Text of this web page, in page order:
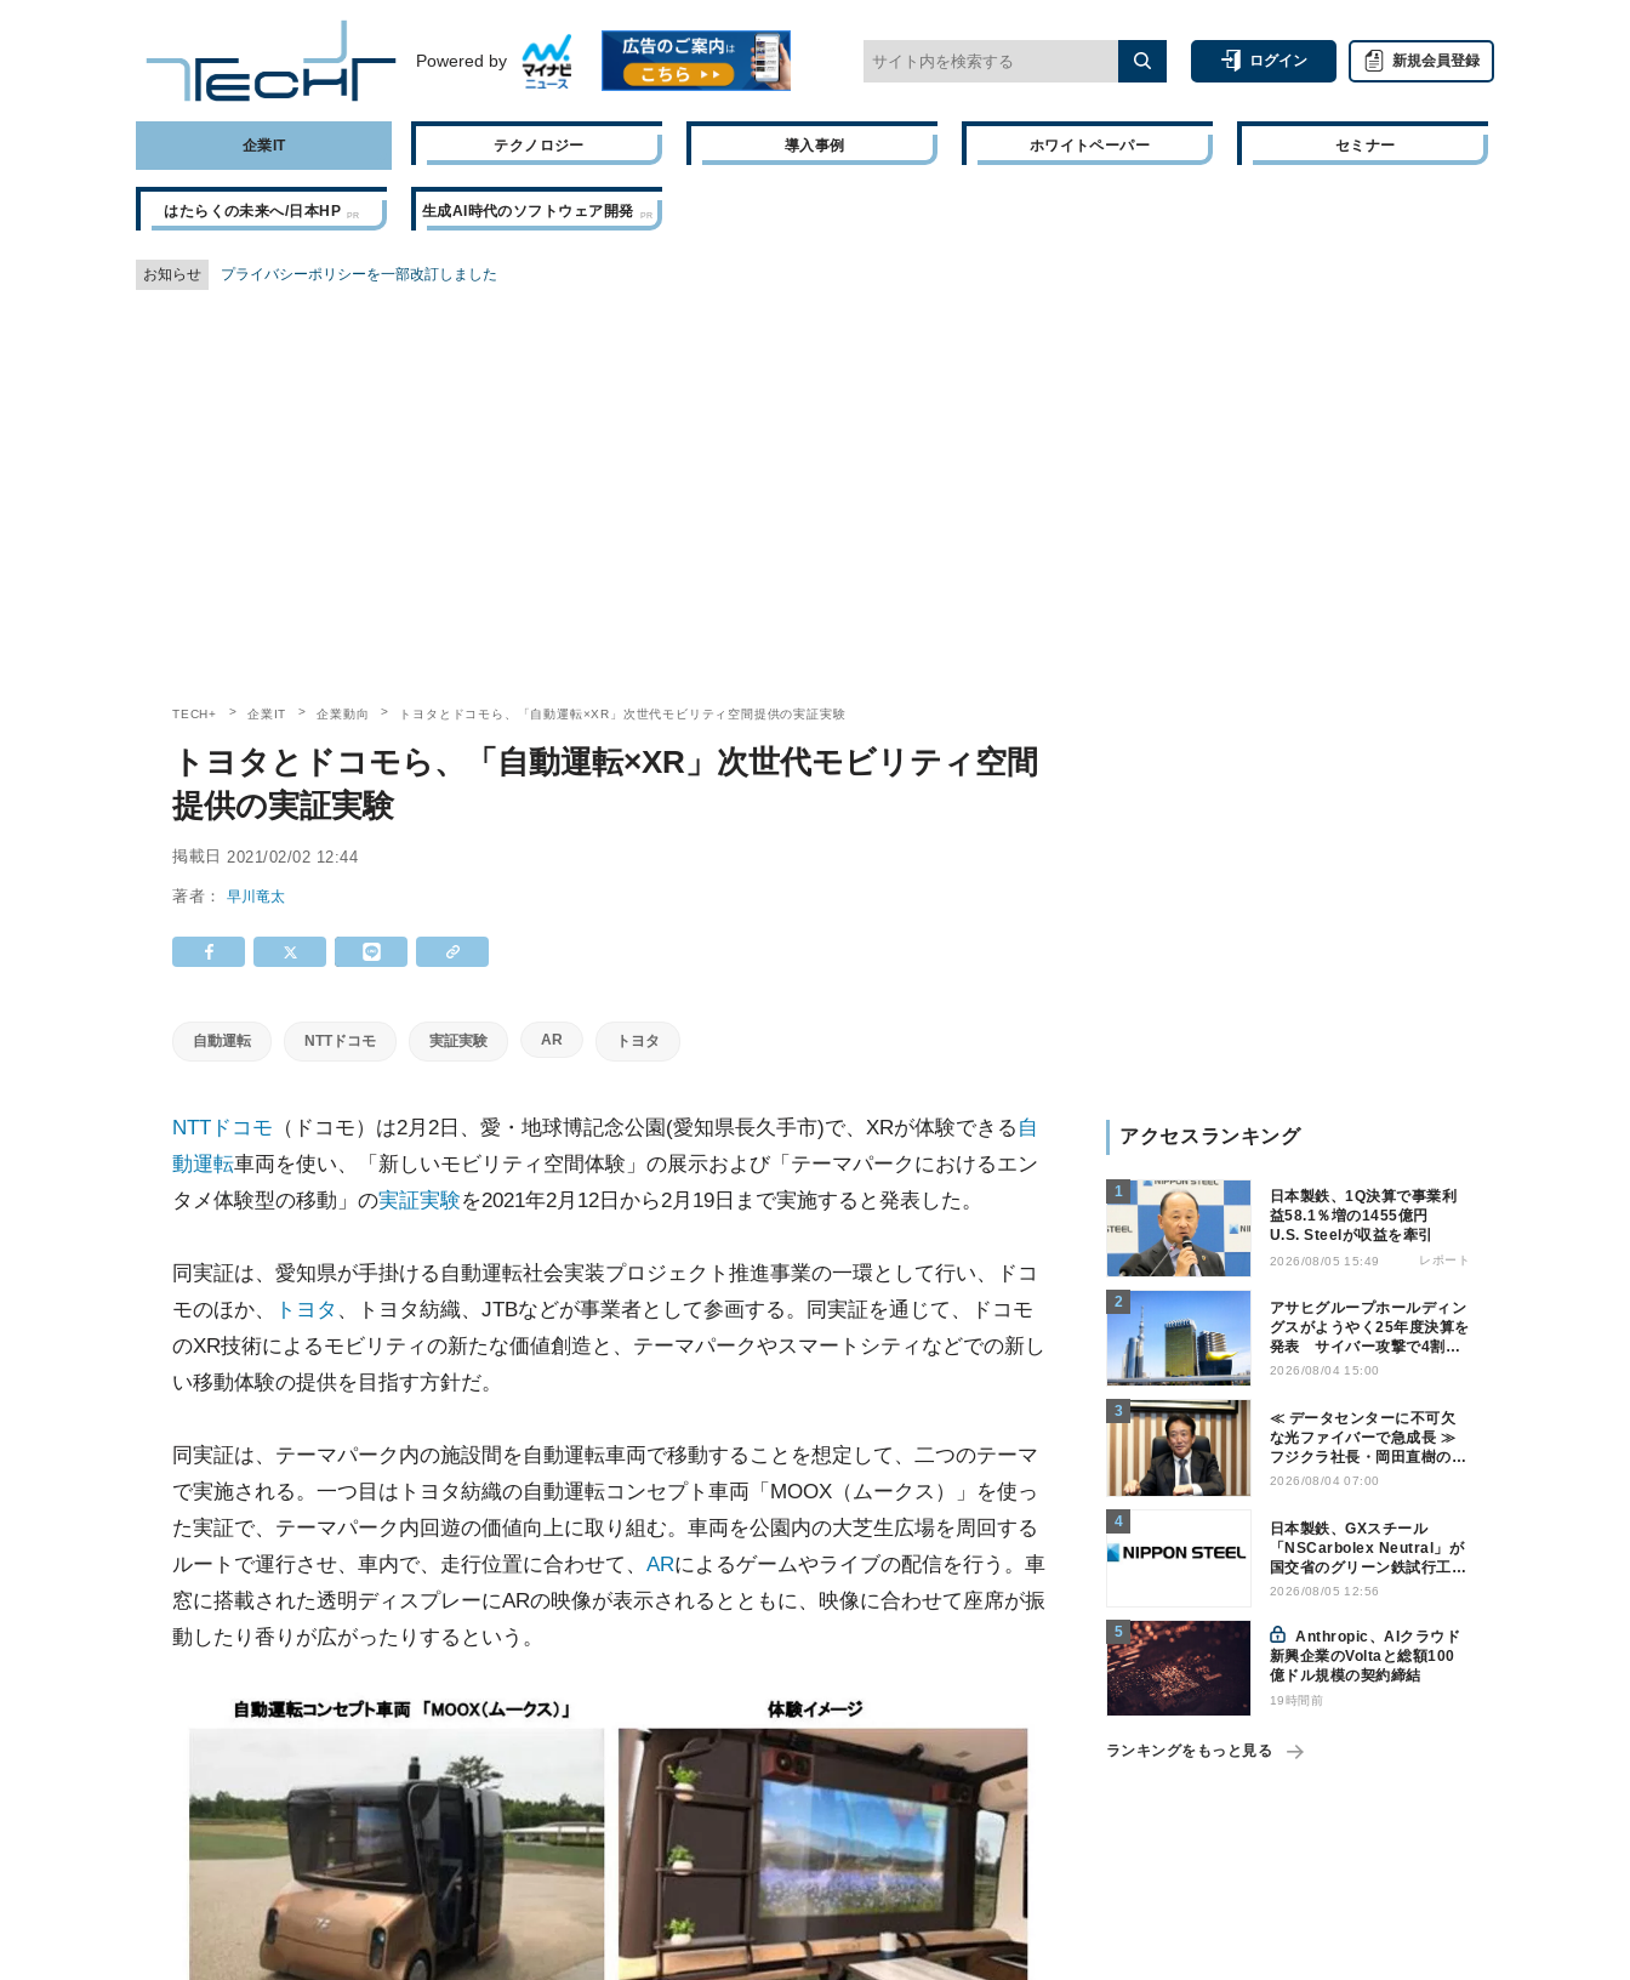
Powered by ログイン 新規会員登録
企業IT テクノロジー 導入事例 ホワイトペーパー セミナー
はたらくの未来へ/日本HP 生成AI時代のソフトウェア開発
お知らせ プライバシーポリシーを一部改訂しました
TECH+ 企業IT 企業動向 トヨタとドコモら、「自動運転×XR」次世代モビリティ空間提供の実証実験
トヨタとドコモら、「自動運転×XR」次世代モビリティ空間
提供の実証実験
掲載日 2021/02/02 12:44
著者：早川竜太
自動運転 NTTドコモ 実証実験 AR トヨタ
NTTドコモ （ドコモ）は2月2日、愛・地球博記念公園(愛知県長久手市)で、XRが体験できる 自
動運転車両を使い、「新しいモビリティ空間体験」の展示および「テーマパークにおけるエン
タメ体験型の移動」の実証実験を2021年2月12日から2月19日まで実施すると発表した。
同実証は、愛知県が手掛ける自動運転社会実装プロジェクト推進事業の一環として行い、ドコ
モのほか、
トヨタ 、トヨタ紡織、JTBなどが事業者として参画する。同実証を通じて、ドコモ
のXR技術によるモビリティの新たな価値創造と、テーマパークやスマートシティなどでの新し
い移動体験の提供を目指す方針だ。
同実証は、テーマパーク内の施設間を自動運転車両で移動することを想定して、二つのテーマ
で実施される。一つ目はトヨタ紡織の自動運転コンセプト車両「MOOX（ムークス）」を使っ
た実証で、テーマパーク内回遊の価値向上に取り組む。車両を公園内の大芝生広場を周回する
ルートで運行させ、車内で、走行位置に合わせて、 ARによるゲームやライブの配信を行う。車
窓に搭載された透明ディスプレーにARの映像が表示されるとともに、映像に合わせて座席が振
動したり香りが広がったりするという。
アクセスランキング
日本製鉄、1Q決算で事業利
益58.1％増の1455億円
U.S. Steelが収益を牽引
2026/08/05 15:49 レポート
アサヒグループホールディン
グスがようやく25年度決算を
発表 サイバー攻撃で4割減
益
2026/08/04 15:00
≪ データセンターに不可欠
な光ファイバーで急成長 ≫
フジクラ社長・岡田直樹の技
術論「見えない技術優位性、
2026/08/04 07:00
日本製鉄、GXスチール
「NSCarbolex Neutral」が
国交省のグリーン鉄試行工事
に採用
2026/08/05 12:56
Anthropic、AIクラウド
新興企業のVoltaと総額100
億ドル規模の契約締結
19時間前
ランキングをもっと見る